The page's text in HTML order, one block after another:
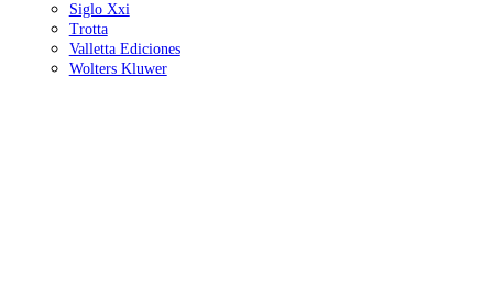
Siglo Xxi
Trotta
Valletta Ediciones
Wolters Kluwer